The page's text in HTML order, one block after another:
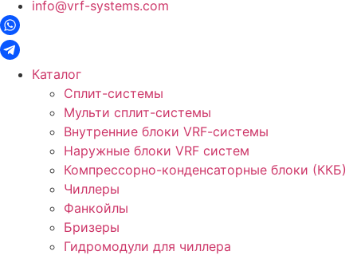
info@vrf-systems.com
Каталог
Сплит-системы
Мульти сплит-системы
Внутренние блоки VRF-cистемы
Наружные блоки VRF cистем
Компрессорно-конденсаторные блоки (ККБ)
Чиллеры
Фанкойлы
Бризеры
Гидромодули для чиллера